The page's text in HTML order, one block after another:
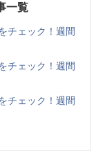
一覧
チェック！週間
チェック！週間
チェック！週間